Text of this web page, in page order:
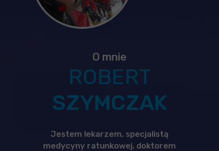
O mnie
ROBERT
SZYMCZAK
Jestem lekarzem, specjalistą
medycyny ratunkowej, doktorem